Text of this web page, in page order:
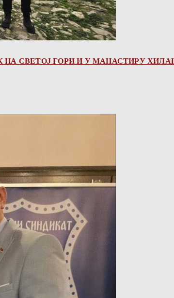
НА СВЕТОЈ ГОРИ И У МАНАСТИРУ